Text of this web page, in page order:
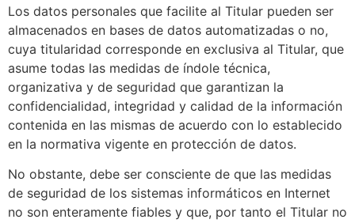
Los datos personales que facilite al Titular pueden ser
almacenados en bases de datos automatizadas o no,
cuya titularidad corresponde en exclusiva al Titular, que
asume todas las medidas de índole técnica,
organizativa y de seguridad que garantizan la
confidencialidad, integridad y calidad de la información
contenida en las mismas de acuerdo con lo establecido
en la normativa vigente en protección de datos.
No obstante, debe ser consciente de que las medidas
de seguridad de los sistemas informáticos en Internet
no son enteramente fiables y que, por tanto el Titular no